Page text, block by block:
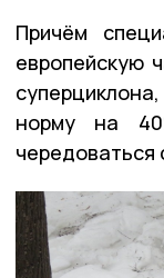
Причём
европейскую
норму на